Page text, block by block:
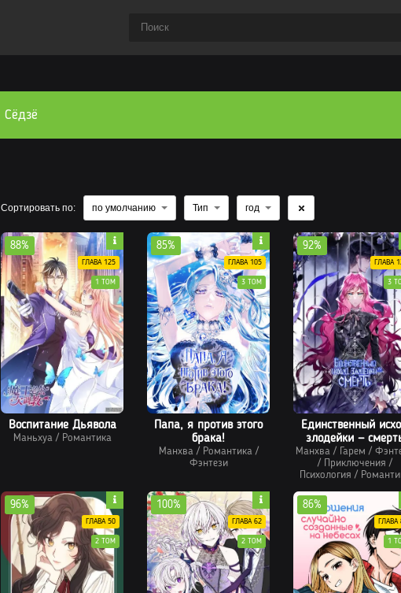
Сортировать по: по умолчанию Тип год
Воспитание Дьявола
Маньхуа/ Романтика
88%
ГЛАВА 125
1 ТОМ
Папа, я против этого
брака!
Манхва/ Романтика/
Фэнтези
85%
ГЛАВА 105
3 ТОМ
Единственный
злодейки —
Манхва / Гарем /
/ Приключения /
Психология /
92%
ГЛАВА
3
96%
ГЛАВА 50
2 ТОМ
100%
ГЛАВА 62
2 ТОМ
86%
ГЛАВА
1
Сёдзё